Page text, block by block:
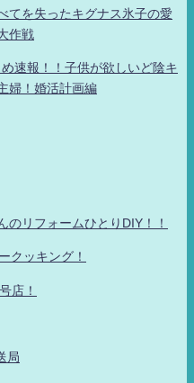
てを失ったキグナス氷子の愛
作戦
速報！！子供が欲しいど陰キ
婦！婚活計画編
のリフォームひとりDIY！！
クッキング！
店！
局